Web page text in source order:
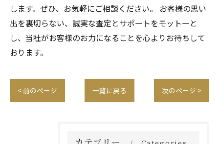
します。ぜひ、お気軽にご相談ください。 お客様の思い
出を裏切らない、誠実な査定とサポートをモットーと
し、当社がお客様のお力になることを心よりお待ちして
おります。
< 前のページ 一覧に戻る 次のページ >